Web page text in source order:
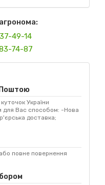
49-14
74-87
України
для Вас способом: -Нова
доставка;
повне повернення